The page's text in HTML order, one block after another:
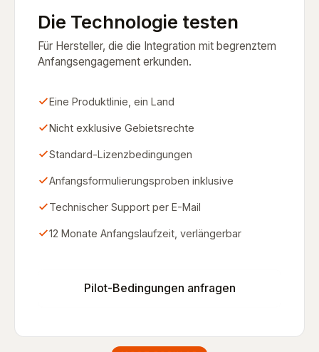
Die Technologie testen
Für Hersteller, die die Integration mit begrenztem
Anfangsengagement erkunden.
Eine Produktlinie, ein Land
Nicht exklusive Gebietsrechte
Standard-Lizenzbedingungen
Anfangsformulierungsproben inklusive
Technischer Support per E-Mail
12 Monate Anfangslaufzeit, verlängerbar
Pilot-Bedingungen anfragen